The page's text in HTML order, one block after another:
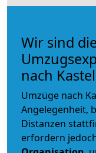
Wir sind
nach
Umzüge nach
Angelegenheit,
Distanzen
erfordern